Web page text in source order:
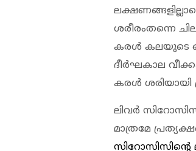
ശരീരംതന്നെ
കരള്‍ കലയുടെ
ദീര്‍ഘകാല
കരള്‍ ശരിയായി
ലിവര്‍
മാത്രമേ